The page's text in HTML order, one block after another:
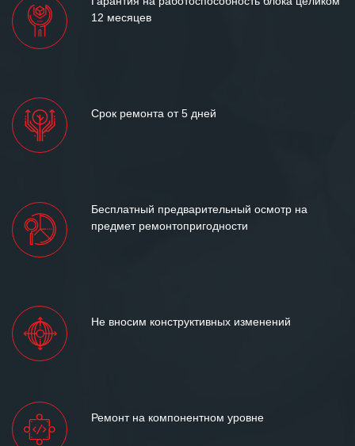
12 месяцев
Срок ремонта от 5 дней
Бесплатный предварительный осмотр на
предмет ремонтопригодности
Не вносим конструктивных изменений
Ремонт на компонентном уровне